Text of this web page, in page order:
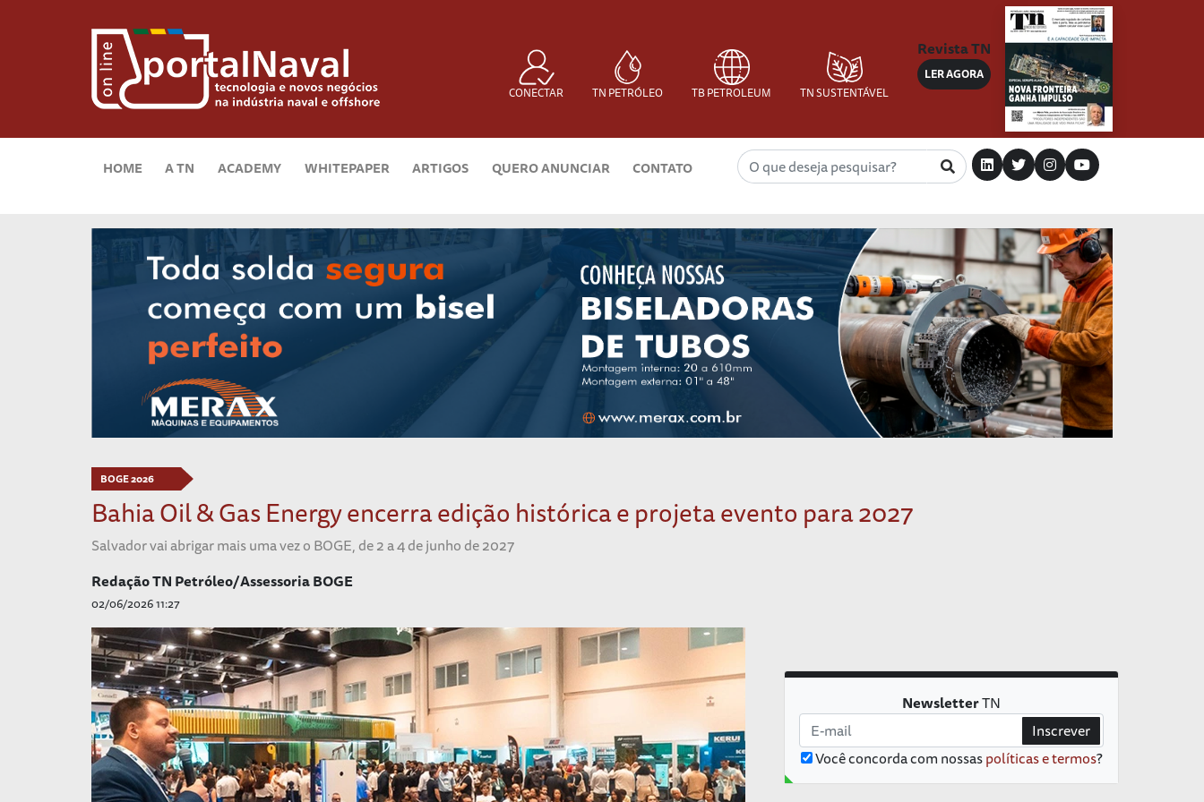
CONECTAR TN PETRÓLEO TB PETROLEUM TN SUSTENTÁVEL
Revista TN
LER AGORA
HOME A TN ACADEMY WHITEPAPER ARTIGOS QUERO ANUNCIAR CONTATO
BOGE 2026
Bahia Oil & Gas Energy encerra edição histórica e projeta evento para 2027
Salvador vai abrigar mais uma vez o BOGE, de 2 a 4 de junho de 2027
Redação TN Petróleo/Assessoria BOGE
02/06/2026 11:27
NewsletterTN
Você concorda com nossaspolíticas e termos?
Inscrever